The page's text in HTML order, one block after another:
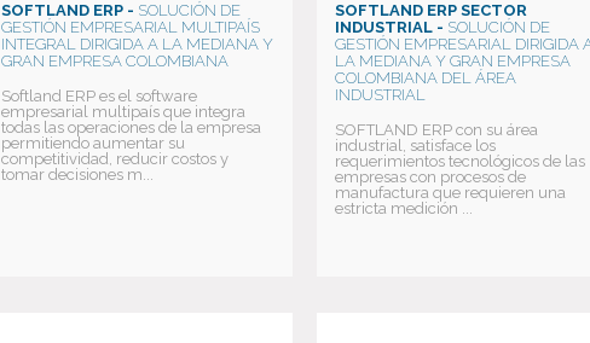
SOFTLAND ERP - SOLUCIÓN DE
GESTIÓN EMPRESARIAL MULTIPAÍS
INTEGRAL DIRIGIDA A LA MEDIANA Y
GRAN EMPRESA COLOMBIANA
Softland ERP es el software
empresarial multipaís que integra
todas las operaciones de la empresa
permitiendo aumentar su
competitividad, reducir costos y
tomar decisiones m...
SOFTLAND ERP SECTOR
INDUSTRIAL - SOLUCIÓN DE
GESTIÓN EMPRESARIAL DIRIGIDA
LA MEDIANA Y GRAN EMPRESA
COLOMBIANA DEL ÁREA
INDUSTRIAL
SOFTLAND ERP con su área
industrial, satisface los
requerimientos tecnológicos de las
empresas con procesos de
manufactura que requieren una
estricta medición ...